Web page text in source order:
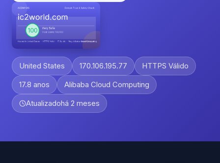
United States 170.106.195.77 HTTPS Válido
17.8 anos Alibaba Cloud Computing
Atualizadohá 2 meses